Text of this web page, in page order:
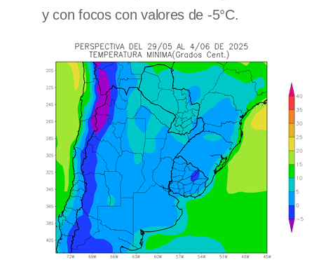
y con focos con valores de -5°C.